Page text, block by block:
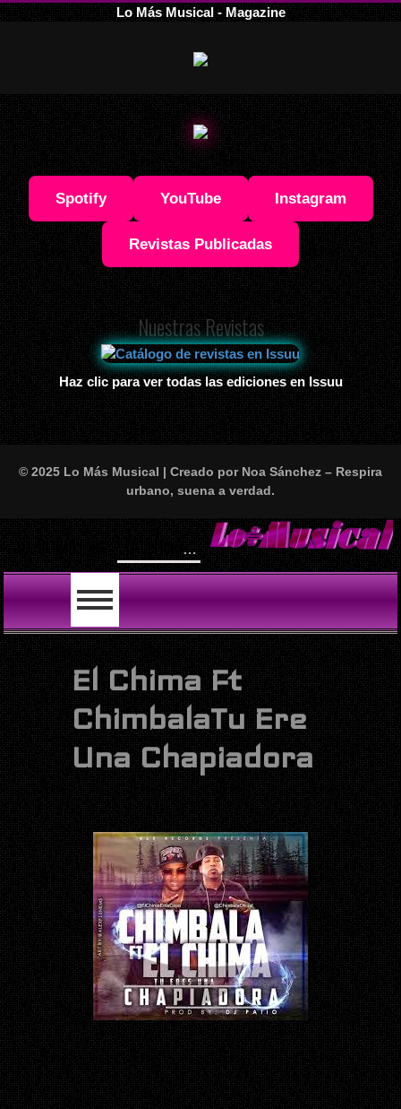
Lo Más Musical - Magazine
Spotify YouTube Instagram
Revistas Publicadas
Nuestras Revistas
Haz clic para ver todas las ediciones en Issuu
© 2025 Lo Más Musical | Creado por Noa Sánchez – Respira
urbano, suena a verdad.
LO ÚLTIMO ¡Atención, amantes del perreo y el buen rollo!
El Chima Ft
ChimbalaTu Ere
Una Chapiadora